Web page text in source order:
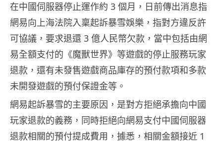
在中國伺服器停止運作約 3 個月，日前傳出消息指
網易向上海法院入稟起訴暴雪娛樂，指對方違反許
可協議，要求退還 3 億人民幣欠款，當中包括由網
易全額支付的《魔獸世界》等遊戲的停止服務玩家
退款，還有未發售遊戲商品庫存的預付款項和多款
未開發遊戲的預付保證金等。
網易起訴暴雪的主要原因，是對方拒絕承擔向中國
玩家退款的義務，同時拒絕向網易支付中國伺服器
退款相關的預付提成費用，據悉，相關金額接近 1